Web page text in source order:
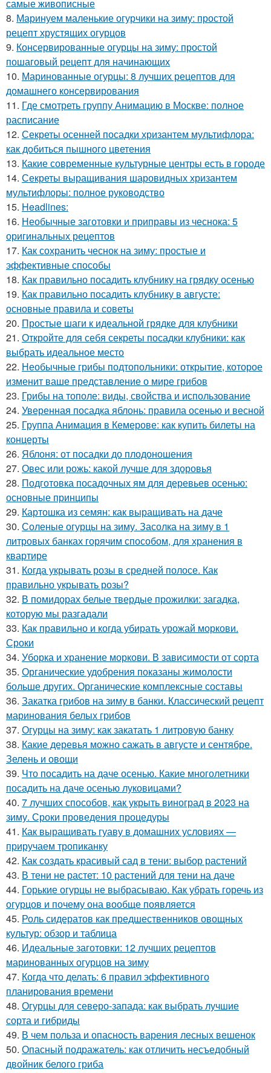
самые живописные
8. Маринуем маленькие огурчики на зиму: простой
рецепт хрустящих огурцов
9. Консервированные огурцы на зиму: простой
пошаговый рецепт для начинающих
10. Маринованные огурцы: 8 лучших рецептов для
домашнего консервирования
11. Где смотреть группу Анимацию в Москве: полное
расписание
12. Секреты осенней посадки хризантем мультифлора:
как добиться пышного цветения
13. Какие современные культурные центры есть в городе
14. Секреты выращивания шаровидных хризантем
мультифлоры: полное руководство
15. Headlines:
16. Необычные заготовки и приправы из чеснока: 5
оригинальных рецептов
17. Как сохранить чеснок на зиму: простые и
эффективные способы
18. Как правильно посадить клубнику на грядку осенью
19. Как правильно посадить клубнику в августе:
основные правила и советы
20. Простые шаги к идеальной грядке для клубники
21. Откройте для себя секреты посадки клубники: как
выбрать идеальное место
22. Необычные грибы подтопольники: открытие, которое
изменит ваше представление о мире грибов
23. Грибы на тополе: виды, свойства и использование
24. Уверенная посадка яблонь: правила осенью и весной
25. Группа Анимация в Кемерове: как купить билеты на
концерты
26. Яблоня: от посадки до плодоношения
27. Овес или рожь: какой лучше для здоровья
28. Подготовка посадочных ям для деревьев осенью:
основные принципы
29. Картошка из семян: как выращивать на даче
30. Соленые огурцы на зиму. Засолка на зиму в 1
литровых банках горячим способом, для хранения в
квартире
31. Когда укрывать розы в средней полосе. Как
правильно укрывать розы?
32. В помидорах белые твердые прожилки: загадка,
которую мы разгадали
33. Как правильно и когда убирать урожай моркови.
Сроки
34. Уборка и хранение моркови. В зависимости от сорта
35. Органические удобрения показаны жимолости
больше других. Органические комплексные составы
36. Закатка грибов на зиму в банки. Классический рецепт
маринования белых грибов
37. Огурцы на зиму: как закатать 1 литровую банку
38. Какие деревья можно сажать в августе и сентябре.
Зелень и овощи
39. Что посадить на даче осенью. Какие многолетники
посадить на даче осенью луковицами?
40. 7 лучших способов, как укрыть виноград в 2023 на
зиму. Сроки проведения процедуры
41. Как выращивать гуаву в домашних условиях —
приручаем тропиканку
42. Как создать красивый сад в тени: выбор растений
43. В тени не растет: 10 растений для тени на даче
44. Горькие огурцы не выбрасываю. Как убрать горечь из
огурцов и почему она вообще появляется
45. Роль сидератов как предшественников овощных
культур: обзор и таблица
46. Идеальные заготовки: 12 лучших рецептов
маринованных огурцов на зиму
47. Когда что делать: 6 правил эффективного
планирования времени
48. Огурцы для северо-запада: как выбрать лучшие
сорта и гибриды
49. В чем польза и опасность варения лесных вешенок
50. Опасный подражатель: как отличить несъедобный
двойник белого гриба